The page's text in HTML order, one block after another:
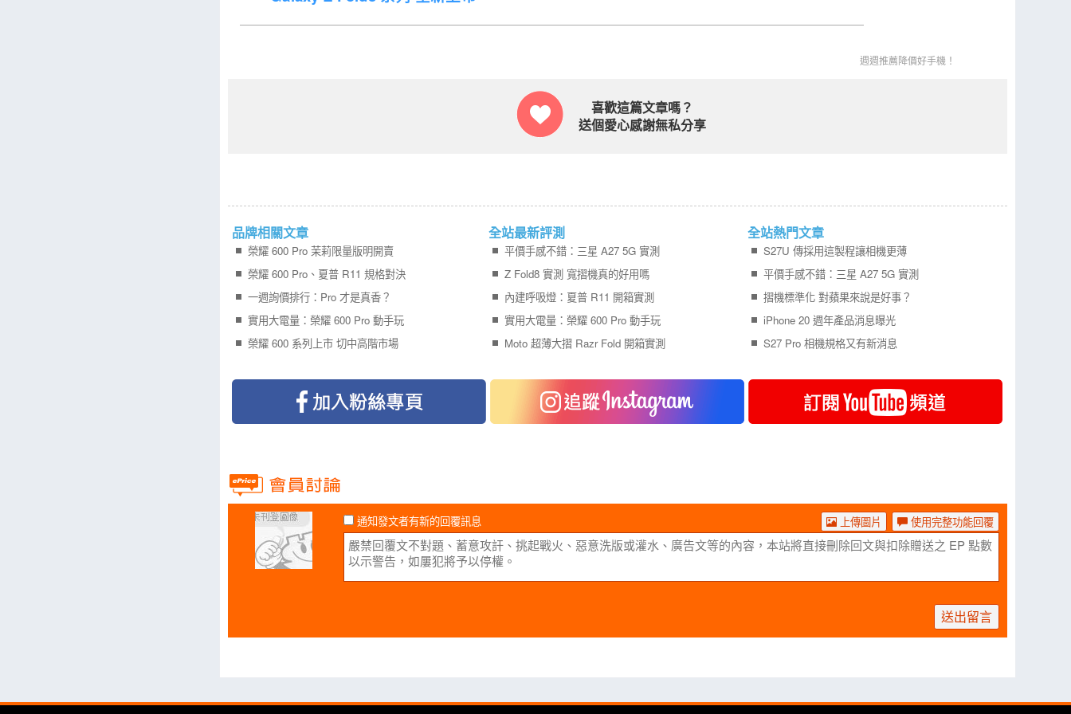
週週推薦降價好手機！
喜歡這篇文章嗎？
送個愛心感謝無私分享
品牌相關文章
榮耀 600 Pro 茉莉限量版明開賣
榮耀 600 Pro、夏普 R11 規格對決
一週詢價排行：Pro 才是真香？
實用大電量：榮耀 600 Pro 動手玩
榮耀 600 系列上市 切中高階市場
全站最新評測
平價手感不錯：三星 A27 5G 實測
Z Fold8 實測 寬摺機真的好用嗎
內建呼吸燈：夏普 R11 開箱實測
實用大電量：榮耀 600 Pro 動手玩
Moto 超薄大摺 Razr Fold 開箱實測
全站熱門文章
S27U 傳採用這製程讓相機更薄
平價手感不錯：三星 A27 5G 實測
摺機標準化 對蘋果來說是好事？
iPhone 20 週年產品消息曝光
S27 Pro 相機規格又有新消息
通知發文者有新的回覆訊息 使用完整功能回覆
上傳圖片
送出留言